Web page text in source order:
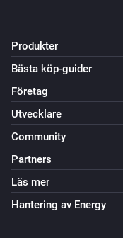
Produkter
Bästa köp-guider
Företag
Utvecklare
Community
Partners
Läs mer
Hantering av Energy